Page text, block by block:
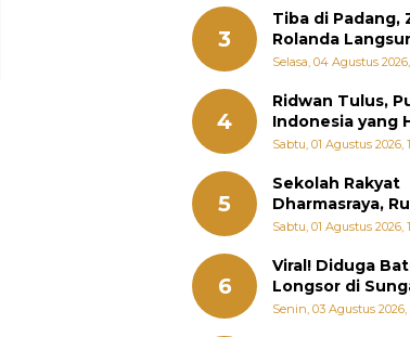
3
Tiba di Padang,
Rolanda
Bantu Warga
Selasa, 04 Agustus
4
Ridwan Tulus,
Indonesia yang
Nama Bangsa
Jepang
Sabtu, 01 Agustus 2026,
5
Sekolah Rakyat
Dharmasraya,
268 Anak
Kemiskinan
Sabtu, 01 Agustus 2026,
6
Viral! Diduga
Longsor di
Nago Padang
Senin, 03 Agustus 2026,